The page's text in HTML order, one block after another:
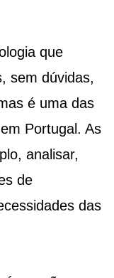
que
sem dúvidas,
é uma das
Portugal. As
analisar,
de
das